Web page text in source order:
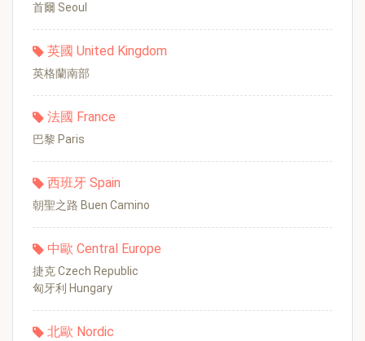
首爾 Seoul
英國 United Kingdom
英格蘭南部
法國 France
巴黎 Paris
西班牙 Spain
朝聖之路 Buen Camino
中歐 Central Europe
捷克 Czech Republic
匈牙利 Hungary
北歐 Nordic